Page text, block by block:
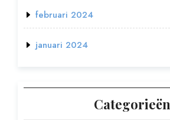
februari 2024
januari 2024
Categorieën